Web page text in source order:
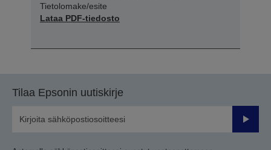
Tietolomake/esite
Lataa PDF-tiedosto
Tilaa Epsonin uutiskirje
Lähetä